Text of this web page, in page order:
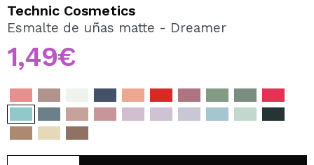
Al crear una cuenta en Maquillalia.com podrás realizar
tus compras rápidamente, revisar el estado de tus
pedidos y consultar tus operaciones anteriores.
CREAR CUENTA
Technic Cosmetics
Esmalte de uñas matte - Dreamer
1,49€